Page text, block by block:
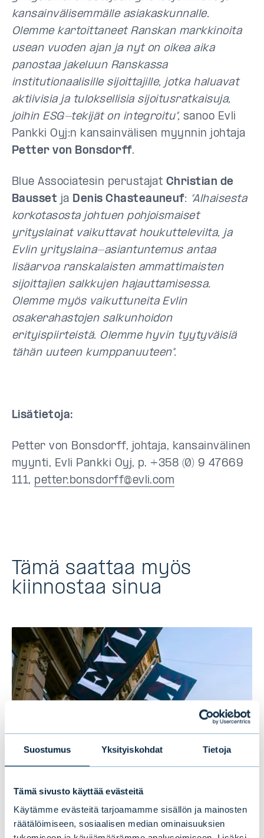
Suostumus Yksityiskohdat Tietoja
Tämä sivusto käyttää evästeitä
Käytämme evästeitä tarjoamamme sisällön ja mainosten
räätälöimiseen, sosiaalisen median ominaisuuksien
kansainvälisemmälle asiakaskunnalle.
Olemme kartoittaneet Ranskan markkinoita
usean vuoden ajan ja nyt on oikea aika
panostaa jakeluun Ranskassa
institutionaalisille sijoittajille, jotka haluavat
aktiivisia ja tuloksellisia sijoitusratkaisuja,
joihin ESG-tekijät on integroitu”, sanoo Evli
Pankki Oyj:n kansainvälisen myynnin johtaja
Petter von Bonsdorff.
Blue Associatesin perustajat Christian de
Bausset ja Denis Chasteauneuf: “Alhaisesta
korkotasosta johtuen pohjoismaiset
yrityslainat vaikuttavat houkuttelevilta, ja
Evlin yrityslaina-asiantuntemus antaa
lisäarvoa ranskalaisten ammattimaisten
sijoittajien salkkujen hajauttamisessa.
Olemme myös vaikuttuneita Evlin
osakerahastojen salkunhoidon
erityispiirteistä. Olemme hyvin tyytyväisiä
tähän uuteen kumppanuuteen".
Lisätietoja:
Petter von Bonsdorff, johtaja, kansainvälinen
myynti, Evli Pankki Oyj, p. +358 (0) 9 47669
111, petter.bonsdorff@evli.com
Tämä saattaa myös
kiinnostaa sinua
Evlin puolivuosikatsaus 1–6/2026:
Vakaata kasvua ensimmäisellä
vuosipuoliskolla